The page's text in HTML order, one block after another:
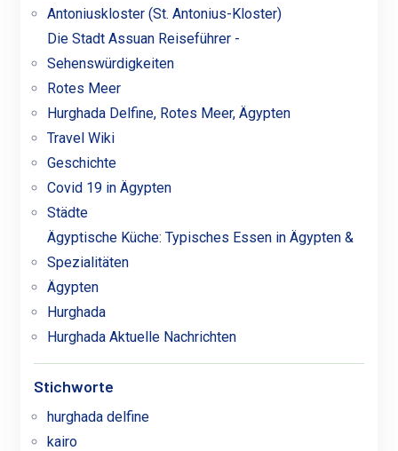
Antoniuskloster (St. Antonius-Kloster)
Die Stadt Assuan Reiseführer -
Sehenswürdigkeiten
Rotes Meer
Hurghada Delfine, Rotes Meer, Ägypten
Travel Wiki
Geschichte
Covid 19 in Ägypten
Städte
Ägyptische Küche: Typisches Essen in Ägypten &
Spezialitäten
Ägypten
Hurghada
Hurghada Aktuelle Nachrichten
Stichworte
hurghada delfine
kairo